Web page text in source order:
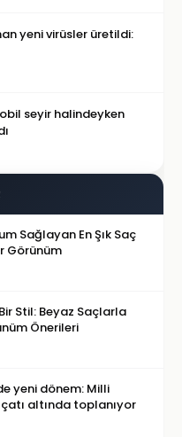
yeni virüsler üretildi:
seyir halindeyken
Sağlayan En Şık Saç
Görünüm
Stil: Beyaz Saçlarla
Önerileri
yeni dönem: Milli
altında toplanıyor